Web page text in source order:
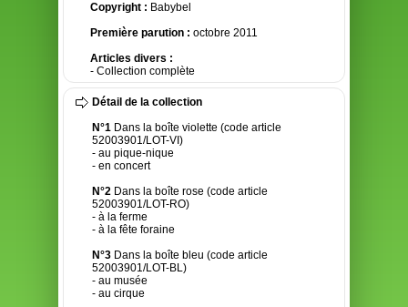
Copyright : Babybel
Première parution : octobre 2011
Articles divers :
- Collection complète
Détail de la collection
N°1 Dans la boîte violette (code article
52003901/LOT-VI)
- au pique-nique
- en concert
N°2 Dans la boîte rose (code article
52003901/LOT-RO)
- à la ferme
- à la fête foraine
N°3 Dans la boîte bleu (code article
52003901/LOT-BL)
- au musée
- au cirque